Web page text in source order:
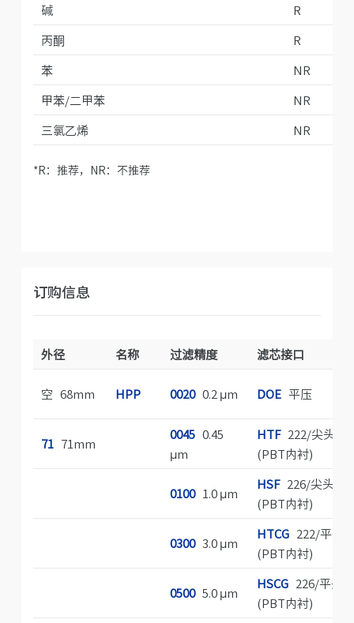
碱
R
丙酮
R
苯
NR
甲苯/二甲苯
NR
三氯乙烯
NR
*R：推荐，NR：不推荐
订购信息
外径 名称 过滤精度 滤芯接口
空 68mm HPP 00200.2 µm DOE平压
7171mm
00450.45
µm
HTF222/尖头式
(PBT内衬)
01001.0 µm
HSF226/尖头式
(PBT内衬)
03003.0 µm
HTCG222/平头
(PBT内衬)
05005.0 µm
HSCG226/平头式
(PBT内衬)